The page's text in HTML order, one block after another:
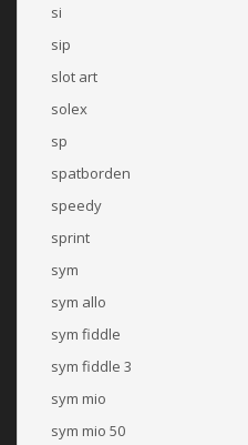
si
sip
slot art
solex
sp
spatborden
speedy
sprint
sym
sym allo
sym fiddle
sym fiddle 3
sym mio
sym mio 50